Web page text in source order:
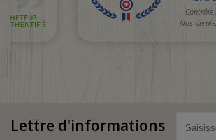
Lettre d'informations